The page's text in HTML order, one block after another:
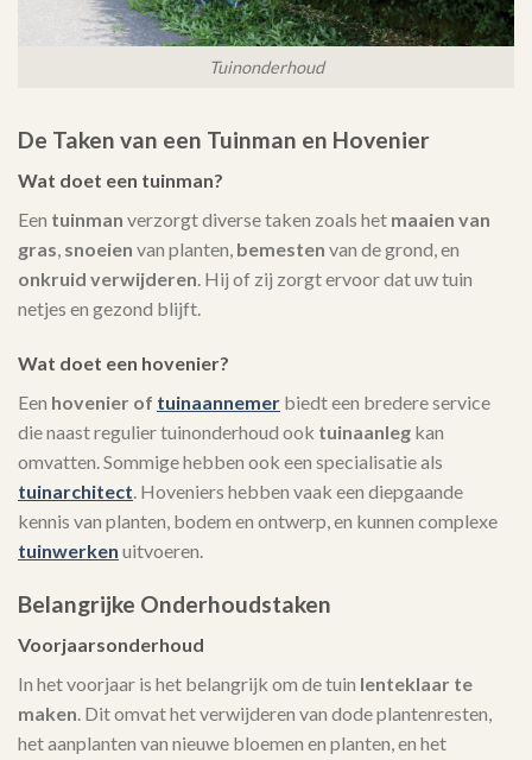
Tuinonderhoud
De Taken van een Tuinman en Hovenier
Wat doet een tuinman?
Een tuinman verzorgt diverse taken zoals het maaien van
gras, snoeien van planten, bemesten van de grond, en
onkruid verwijderen. Hij of zij zorgt ervoor dat uw tuin
netjes en gezond blijft.
Wat doet een hovenier?
Een hovenier of tuinaannemer biedt een bredere service
die naast regulier tuinonderhoud ook tuinaanleg kan
omvatten. Sommige hebben ook een specialisatie als
tuinarchitect. Hoveniers hebben vaak een diepgaande
kennis van planten, bodem en ontwerp, en kunnen complexe
tuinwerken uitvoeren.
Belangrijke Onderhoudstaken
Voorjaarsonderhoud
In het voorjaar is het belangrijk om de tuin lenteklaar te
maken. Dit omvat het verwijderen van dode plantenresten,
het aanplanten van nieuwe bloemen en planten, en het